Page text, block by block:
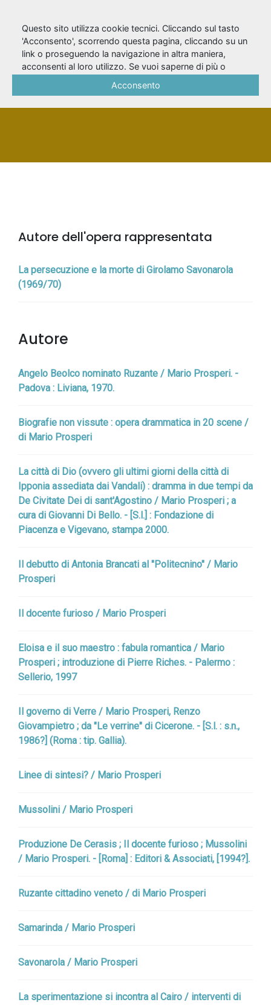
Prosperi, Mario
PERSONA
Autore dell'opera rappresentata
La persecuzione e la morte di Girolamo Savonarola
(1969/70)
Autore
Angelo Beolco nominato Ruzante / Mario Prosperi. -
Padova : Liviana, 1970.
Biografie non vissute : opera drammatica in 20 scene /
di Mario Prosperi
La città di Dio (ovvero gli ultimi giorni della città di
Ipponia assediata dai Vandali) : dramma in due tempi da
De Civitate Dei di sant'Agostino / Mario Prosperi ; a
cura di Giovanni Di Bello. - [S.l.] : Fondazione di
Piacenza e Vigevano, stampa 2000.
Il debutto di Antonia Brancati al "Politecnino" / Mario
Prosperi
Il docente furioso / Mario Prosperi
Eloisa e il suo maestro : fabula romantica / Mario
Prosperi ; introduzione di Pierre Riches. - Palermo :
Sellerio, 1997
Il governo di Verre / Mario Prosperi, Renzo
Giovampietro ; da "Le verrine" di Cicerone. - [S.l. : s.n.,
1986?] (Roma : tip. Gallia).
Linee di sintesi? / Mario Prosperi
Mussolini / Mario Prosperi
Produzione De Cerasis ; Il docente furioso ; Mussolini
/ Mario Prosperi. - [Roma] : Editori & Associati, [1994?].
Ruzante cittadino veneto / di Mario Prosperi
Samarinda / Mario Prosperi
Savonarola / Mario Prosperi
La sperimentazione si incontra al Cairo / interventi di
Questo sito utilizza cookie tecnici. Cliccando sul tasto
'Acconsento', scorrendo questa pagina, cliccando su un
link o proseguendo la navigazione in altra maniera,
acconsenti al loro utilizzo. Se vuoi saperne di più o
Acconsento